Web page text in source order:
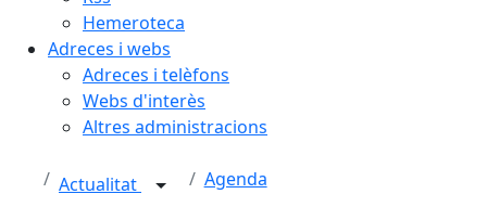
Hemeroteca
Adreces i webs
Adreces i telèfons
Webs d'interès
Altres administracions
Actualitat Agenda